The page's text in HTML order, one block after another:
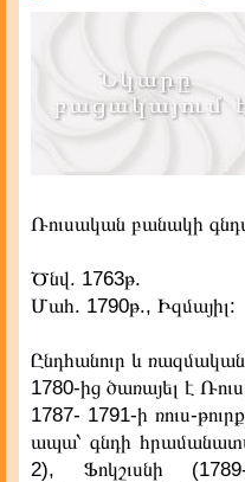
Ռուսական բանակի
Ծնվ. 1763թ.
Մահ. 1790թ., Իզմայիլ:
Ընդհանուր և ռազմական
1780-ից ծառայել է
1787- 1791-ի ռուս-
ապա՝ գնդի
2), Ֆոկշւսնի